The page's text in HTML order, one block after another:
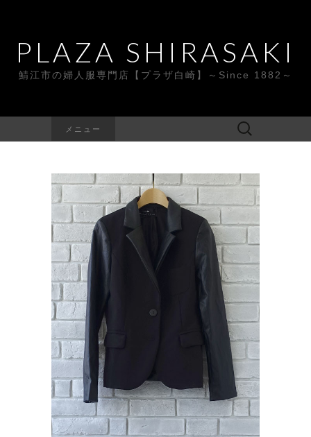
PLAZA SHIRASAKI
鯖江市の婦人服専門店【プラザ白崎】～Since 1882～
メニュー
検
索: